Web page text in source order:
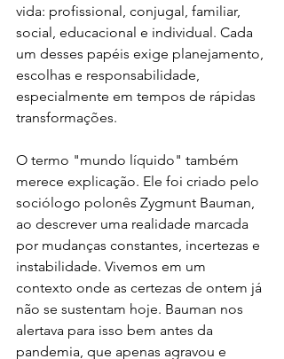
vida: profissional, conjugal, familiar,
social, educacional e individual. Cada
um desses papéis exige planejamento,
escolhas e responsabilidade,
especialmente em tempos de rápidas
transformações.
O termo "mundo líquido" também
merece explicação. Ele foi criado pelo
sociólogo polonês Zygmunt Bauman,
ao descrever uma realidade marcada
por mudanças constantes, incertezas e
instabilidade. Vivemos em um
contexto onde as certezas de ontem já
não se sustentam hoje. Bauman nos
alertava para isso bem antes da
pandemia, que apenas agravou e